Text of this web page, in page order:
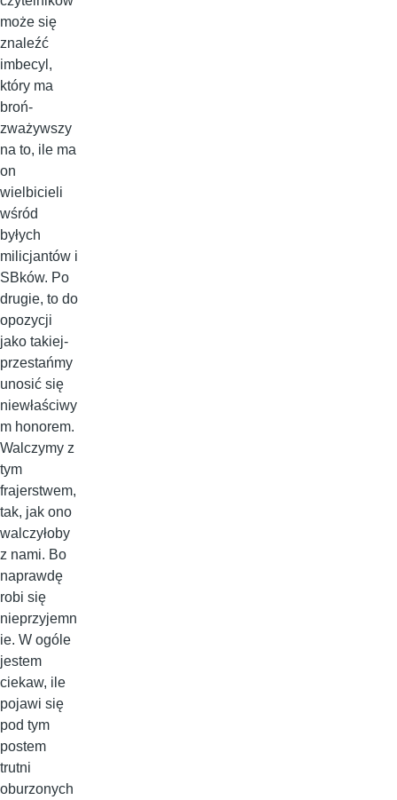
może się
znaleźć
imbecyl,
który ma
broń-
zważywszy
na to, ile ma
on
wielbicieli
wśród
byłych
milicjantów i
SBków. Po
drugie, to do
opozycji
jako takiej-
przestańmy
unosić się
niewłaściwy
m honorem.
Walczymy z
tym
frajerstwem,
tak, jak ono
walczyłoby
z nami. Bo
naprawdę
robi się
nieprzyjemn
ie. W ogóle
jestem
ciekaw, ile
pojawi się
pod tym
postem
trutni
oburzonych